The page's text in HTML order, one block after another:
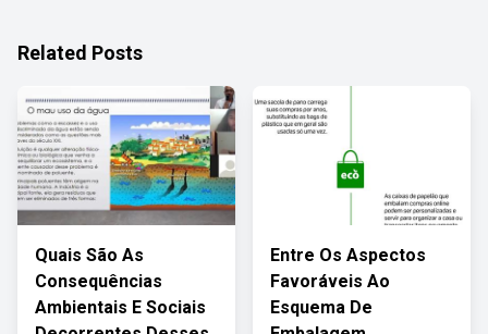
Related Posts
Quais São As
Consequências
Ambientais E Sociais
Entre Os Aspectos
Favoráveis Ao
Esquema De